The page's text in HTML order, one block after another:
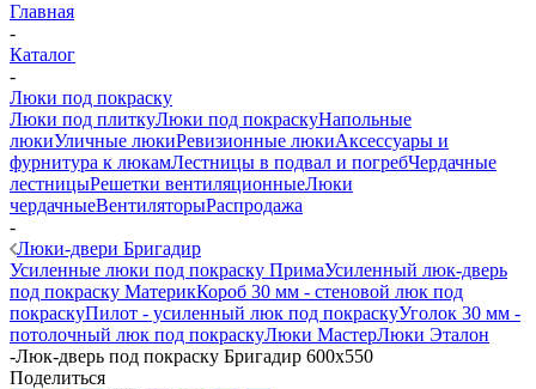
Главная
-
Каталог
-
Люки под покраску
Люки под плиткуЛюки под покраскуНапольные
люкиУличные люкиРевизионные люкиАксессуары и
фурнитура к люкамЛестницы в подвал и погребЧердачные
лестницыРешетки вентиляционныеЛюки
чердачныеВентиляторыРаспродажа
-
Люки-двери Бригадир
Усиленные люки под покраску ПримаУсиленный люк-дверь
под покраску МатерикКороб 30 мм - стеновой люк под
покраскуПилот - усиленный люк под покраскуУголок 30 мм -
потолочный люк под покраскуЛюки МастерЛюки Эталон
-Люк-дверь под покраску Бригадир 600х550
Поделиться